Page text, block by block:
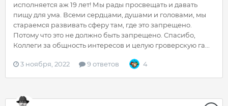
исполняется аж 19 лет! Мы рады просвещать и давать
пищу для ума. Всеми сердцами, душами и головами, мы
стараемся развивать сферу там, где это запрещено.
Потому что это не должно быть запрещено. Спасибо,
Коллеги за общность интересов и целую гроверскую га...
3 ноября, 2022 9 ответов 4